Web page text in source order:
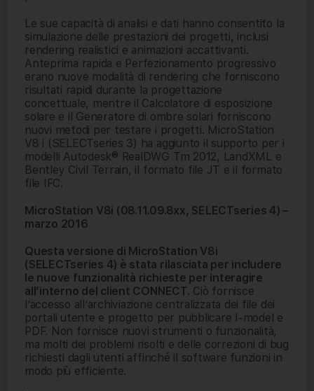
Le sue capacità di analisi e dati hanno consentito la
simulazione delle prestazioni dei progetti, inclusi
rendering realistici e animazioni accattivanti.
Anteprima rapida e Perfezionamento progressivo
erano nuove modalità di rendering che forniscono
risultati rapidi durante la progettazione
concettuale, mentre il Calcolatore di esposizione
solare e il Generatore di ombre solari forniscono
nuovi metodi per testare i progetti. MicroStation
V8 i (SELECTseries 3) ha aggiunto il supporto per i
modelli Autodesk® RealDWG Tm 2012, LandXML e
Bentley Civil Terrain, il formato file JT e il formato
file IFC.
MicroStation V8i (08.11.09.8xx, SELECTseries 4) –
marzo 2016
Questa versione di MicroStation V8i
(SELECTseries 4) è stata rilasciata per includere
le nuove funzionalità richieste per interagire
all’interno del client CONNECT. Ciò fornisce
l’accesso all’archiviazione centralizzata dei file dei
portali utente e progetto per pubblicare I-model e
PDF. Non fornisce nuovi strumenti o funzionalità,
ma molti dei problemi risolti e delle correzioni di bug
richiesti dagli utenti affinché il software funzioni in
modo più efficiente.